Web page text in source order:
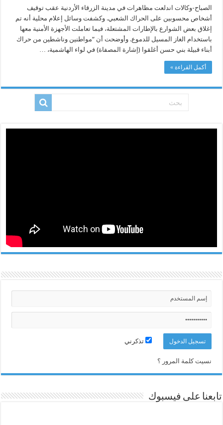
شوارع
في
الأردن
اعتقال
نشطاء
مغلقة
الصباح-وكالات اندلعت مظاهرات في مدينة الزرقاء الأردنية عقب توقيف
أشخاص محسوبين على الحراك الشعبي. وكشفت وسائل إعلام محلية أنه تم
إغلاق بعض الشوارع بالإطارات المشتعلة، فيما تعاملت الأجهزة الأمنية معها
باستخدام الغاز المسيل للدموع. وأوضحت أن “مواطنين وناشطين من حراك
أبناء قبيلة بني حسن أغلقوا (إشارة المصفاة) في لواء الهاشمية، …
أكمل القراءة »
تذكرني
نسيت كلمة المرور ؟
تابعنا على فيسبوك